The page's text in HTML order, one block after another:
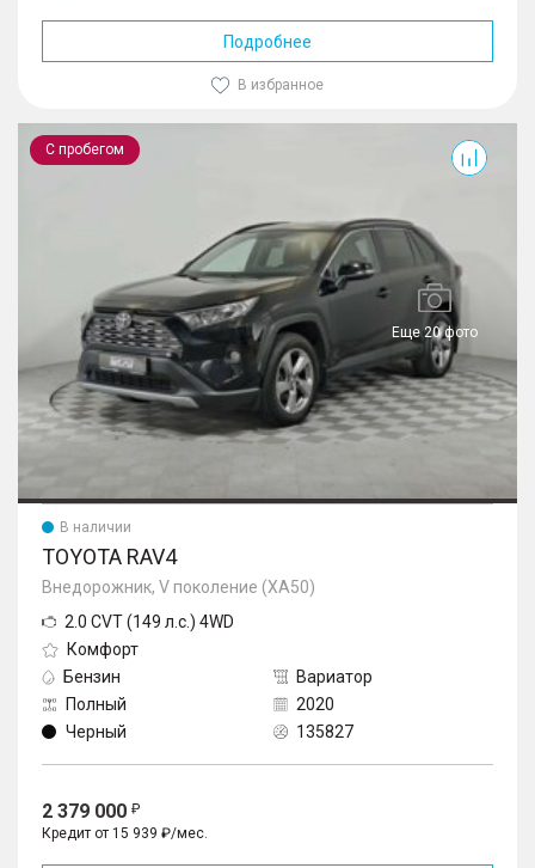
Подробнее
В избранное
С пробегом
Еще 20 фото
RAV4
В наличии
TOYOTA RAV4
Внедорожник, V поколение (XA50)
2.0 CVT (149 л.с.) 4WD
Комфорт
Бензин
Вариатор
Полный
2020
Черный
135827
2 379 000
Кредит от 15 939 ₽/мес.